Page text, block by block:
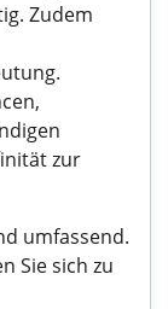
Zudem
zur
umfassend.
Sie sich zu